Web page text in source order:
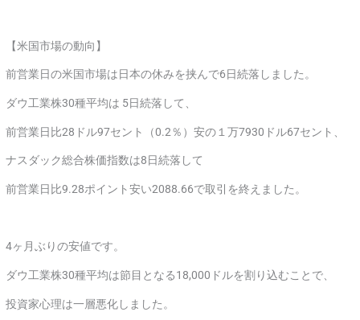
【米国市場の動向】
前営業日の米国市場は日本の休みを挟んで6日続落しました。
ダウ工業株30種平均は 5日続落して、
前営業日比28ドル97セント（0.2％）安の１万7930ドル67セント、
ナスダック総合株価指数は8日続落して
前営業日比9.28ポイント安い2088.66で取引を終えました。
4ヶ月ぶりの安値です。
ダウ工業株30種平均は節目となる18,000ドルを割り込むことで、
投資家心理は一層悪化しました。